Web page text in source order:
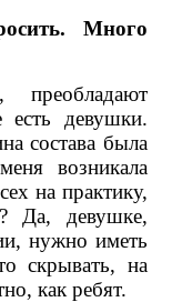
Много
девушки.
состава была
возникала
на практику,
Да, девушке,
нужно иметь
скрывать, на
как ребят.